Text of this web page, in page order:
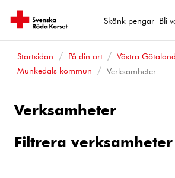
Skänk pengar Bli
Startsidan På din ort
Västra Götaland
Munkedals kommun
Verksamheter
Verksamheter
Filtrera verksamheter